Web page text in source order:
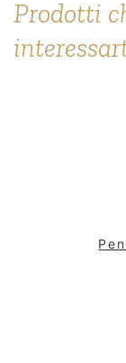
Prodotti